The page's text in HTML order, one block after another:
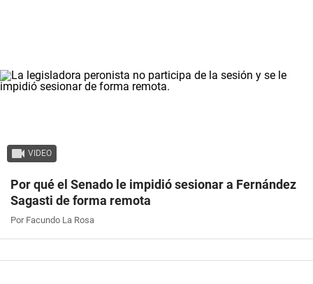
VIDEO
Por qué el Senado le impidió sesionar a Fernández
Sagasti de forma remota
Por Facundo La Rosa